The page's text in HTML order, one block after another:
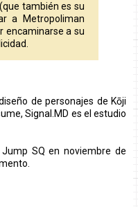
también es su
a Metropoliman
encaminarse a su
de personajes de Kōji
Signal.MD es el estudio
SQ en noviembre de